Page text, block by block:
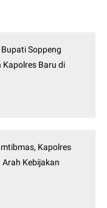
Soppeng
Baru di
Kapolres
Kebijakan